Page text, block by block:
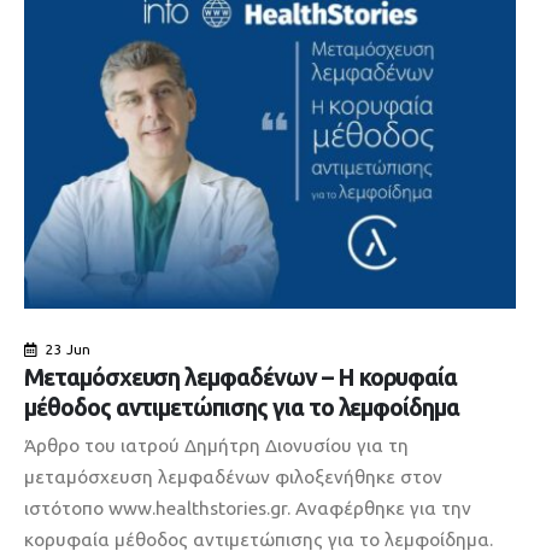
23 Jun
Μεταμόσχευση λεμφαδένων – Η κορυφαία
μέθοδος αντιμετώπισης για το λεμφοίδημα
Άρθρο του ιατρού Δημήτρη Διονυσίου για τη
μεταμόσχευση λεμφαδένων φιλοξενήθηκε στον
ιστότοπο www.healthstories.gr. Αναφέρθηκε για την
κορυφαία μέθοδος αντιμετώπισης για το λεμφοίδημα.